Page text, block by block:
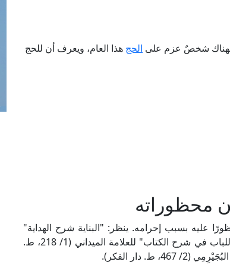
شخصٌ عزم على الحج هذا العام، ويعرف أن للحج
محظوراته
عليه بسبب إحرامه. ينظر: "البناية شرح الهداية"
للإمام بدر الدين العَيْنِي (4/ 443، ط. دار الكتب العلمية)، و"اللباب في شرح الكتاب" للعلامة الميداني (1/ 218، ط.
دار الفكر).